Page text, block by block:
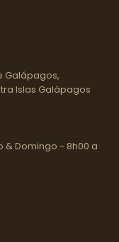
Galápagos,
Islas Galápagos
& Domingo - 8h00 a